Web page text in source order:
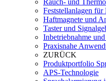
Rauch- und
Feststellanlagen
Haftmagnete und
Taster und
Inbetriebnahme
Praxisnahe
ZURÜCK
Produktportfolio
APS-Technologie